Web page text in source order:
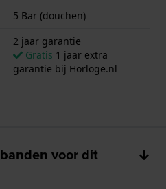
5 Bar (douchen)
2 jaar garantie
Gratis 1 jaar extra
garantie bij Horloge.nl
voor dit